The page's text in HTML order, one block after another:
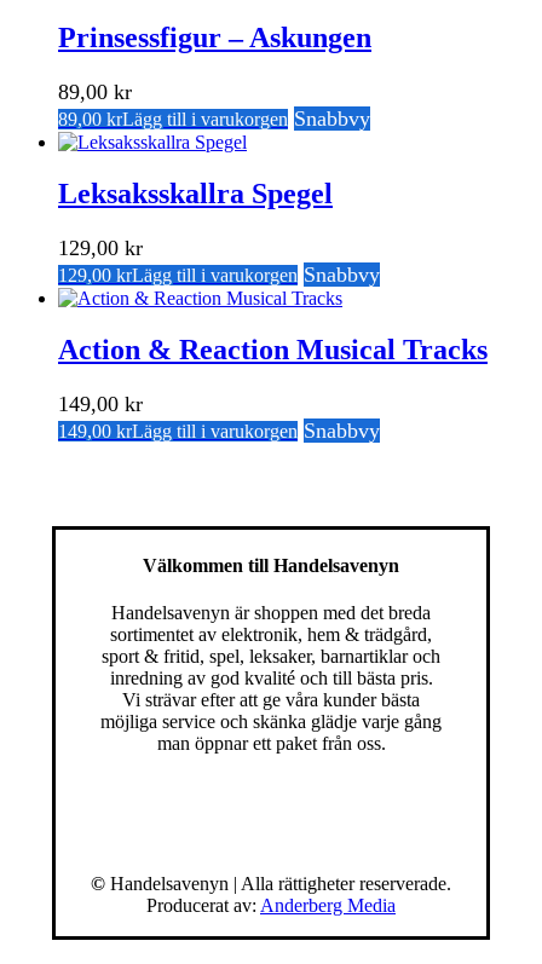
Prinsessfigur – Askungen
89,00 kr
89,00 krLägg till i varukorgen Snabbvy
Leksaksskallra Spegel
129,00 kr
129,00 krLägg till i varukorgen Snabbvy
Action & Reaction Musical Tracks
149,00 kr
149,00 krLägg till i varukorgen Snabbvy
Välkommen till Handelsavenyn
Handelsavenyn är shoppen med det breda
sortimentet av elektronik, hem & trädgård,
sport & fritid, spel, leksaker, barnartiklar och
inredning av god kvalité och till bästa pris.
Vi strävar efter att ge våra kunder bästa
möjliga service och skänka glädje varje gång
man öppnar ett paket från oss.
© Handelsavenyn | Alla rättigheter reserverade.
Producerat av: Anderberg Media